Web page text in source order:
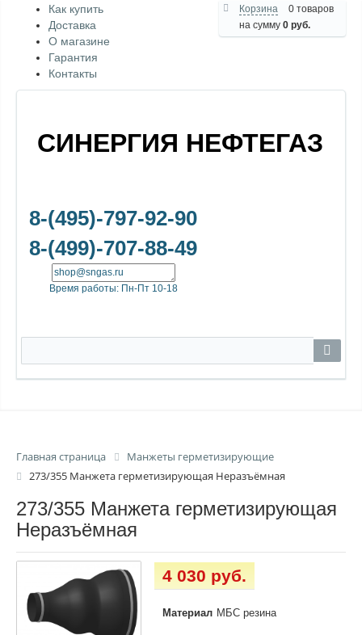
Корзина
0 товаров
на сумму 0 руб.
Как купить
Доставка
О магазине
Гарантия
Контакты
СИНЕРГИЯ НЕФТЕГАЗ
8-(495)-797-92-90
8-(499)-707-88-49
Время работы: Пн-Пт 10-18
Главная страница
Манжеты герметизирующие
273/355 Манжета герметизирующая Неразъёмная
273/355 Манжета герметизирующая
Неразъёмная
4 030 руб.
Материал МБС резина